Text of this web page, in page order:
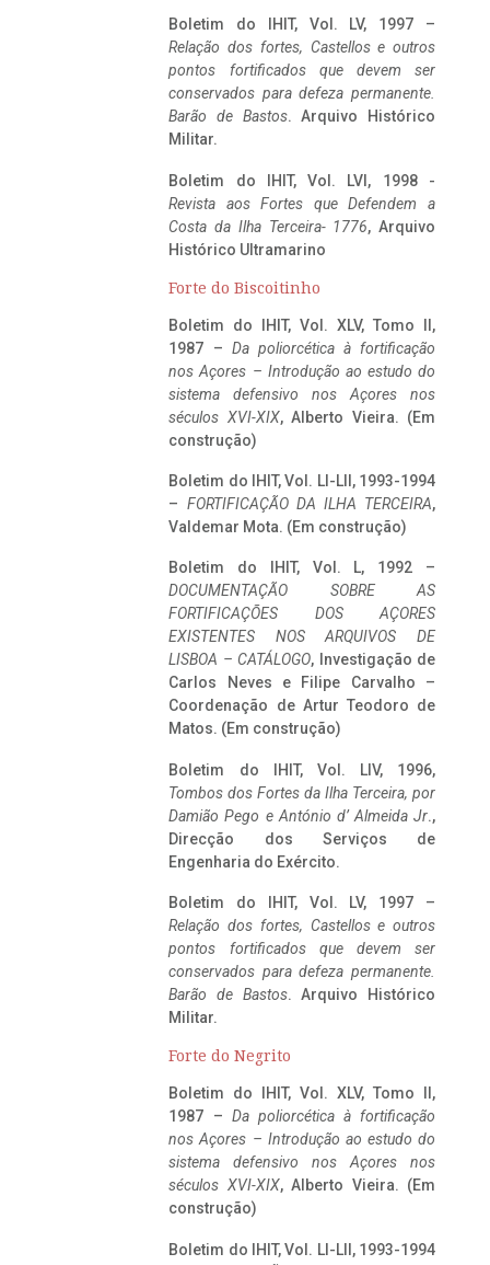
Boletim do IHIT, Vol. LV, 1997 –
Relação dos fortes, Castellos e outros
pontos fortificados que devem ser
conservados para defeza permanente.
Barão de Bastos. Arquivo Histórico
Militar.
Boletim do IHIT, Vol. LVI, 1998 -
Revista aos Fortes que Defendem a
Costa da Ilha Terceira- 1776, Arquivo
Histórico Ultramarino
Forte do Biscoitinho
Boletim do IHIT, Vol. XLV, Tomo II,
1987 – Da poliorcética à fortificação
nos Açores – Introdução ao estudo do
sistema defensivo nos Açores nos
séculos XVI-XIX, Alberto Vieira. (Em
construção)
Boletim do IHIT, Vol. LI-LII, 1993-1994
– FORTIFICAÇÃO DA ILHA TERCEIRA,
Valdemar Mota. (Em construção)
Boletim do IHIT, Vol. L, 1992 –
DOCUMENTAÇÃO SOBRE AS
FORTIFICAÇÕES DOS AÇORES
EXISTENTES NOS ARQUIVOS DE
LISBOA – CATÁLOGO, Investigação de
Carlos Neves e Filipe Carvalho –
Coordenação de Artur Teodoro de
Matos. (Em construção)
Boletim do IHIT, Vol. LIV, 1996,
Tombos dos Fortes da Ilha Terceira, por
Damião Pego e António d’ Almeida Jr.,
Direcção dos Serviços de
Engenharia do Exército.
Boletim do IHIT, Vol. LV, 1997 –
Relação dos fortes, Castellos e outros
pontos fortificados que devem ser
conservados para defeza permanente.
Barão de Bastos. Arquivo Histórico
Militar.
Forte do Negrito
Boletim do IHIT, Vol. XLV, Tomo II,
1987 – Da poliorcética à fortificação
nos Açores – Introdução ao estudo do
sistema defensivo nos Açores nos
séculos XVI-XIX, Alberto Vieira. (Em
construção)
Boletim do IHIT, Vol. LI-LII, 1993-1994